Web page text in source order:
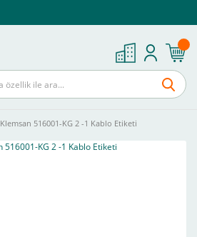
Klemsan 516001-KG 2 -1 Kablo Etiketi